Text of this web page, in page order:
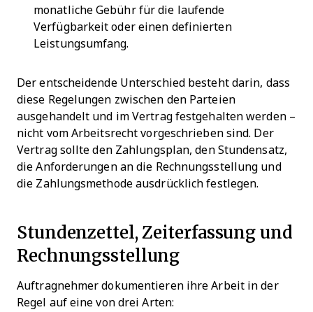
monatliche Gebühr für die laufende
Verfügbarkeit oder einen definierten
Leistungsumfang.
Der entscheidende Unterschied besteht darin, dass
diese Regelungen zwischen den Parteien
ausgehandelt und im Vertrag festgehalten werden –
nicht vom Arbeitsrecht vorgeschrieben sind. Der
Vertrag sollte den Zahlungsplan, den Stundensatz,
die Anforderungen an die Rechnungsstellung und
die Zahlungsmethode ausdrücklich festlegen.
Stundenzettel, Zeiterfassung und
Rechnungsstellung
Auftragnehmer dokumentieren ihre Arbeit in der
Regel auf eine von drei Arten: